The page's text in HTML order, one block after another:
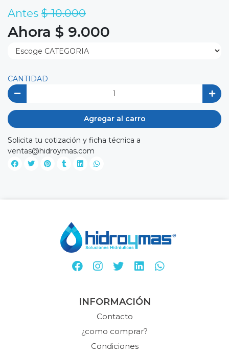
Antes $ 10.000
Ahora $ 9.000
CANTIDAD
Agregar al carro
Solicita tu cotización y ficha técnica a
ventas@hidroymas.com
INFORMACIÓN
Contacto
¿como comprar?
Condiciones